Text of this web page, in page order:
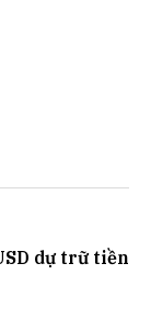
dự trữ tiền